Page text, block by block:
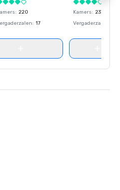
: 220
: 17
Kamers: 237
Vergaderzalen